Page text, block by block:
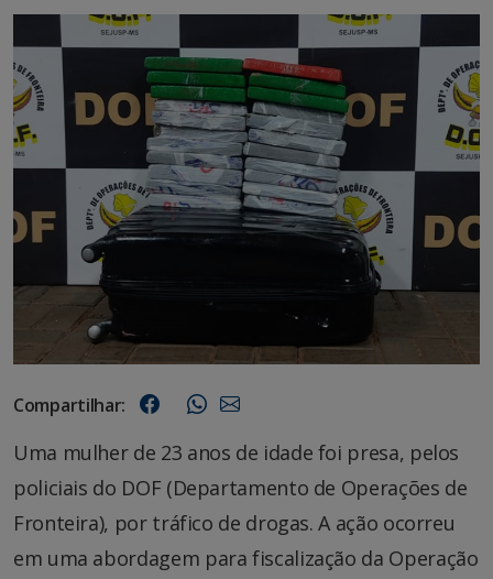
Compartilhar:
Uma mulher de 23 anos de idade foi presa, pelos
policiais do DOF (Departamento de Operações de
Fronteira), por tráfico de drogas. A ação ocorreu
em uma abordagem para fiscalização da Operação